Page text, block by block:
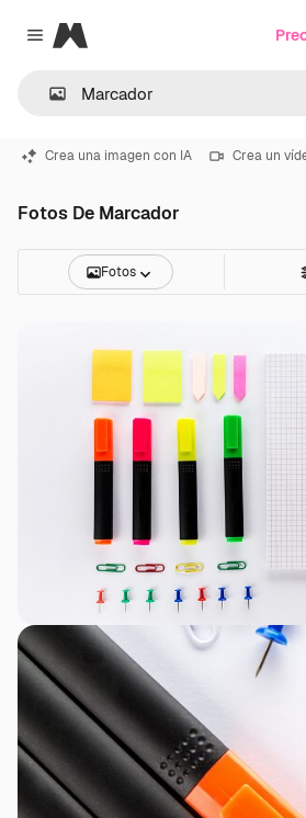
Close menu
Magnific
Crea una imagen con IA Crea un
Fotos De Marcador
Fotos